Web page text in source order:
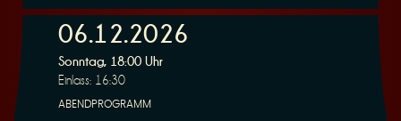
v
06.12.2026
Sonntag, 18:00 Uhr
Einlass: 16:30
ABENDPROGRAMM